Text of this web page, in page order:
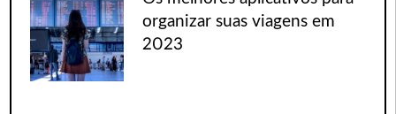
organizar suas viagens em
2023